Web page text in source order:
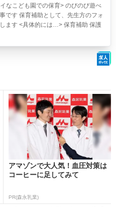
なこども園での保育> のびのび遊べ
です 保育補助として、先生方のフォ
ます <具体的には…> 保育補助 保護
アマゾンで大人気！血圧対策は
コーヒーに足してみて
PR(森永乳業)